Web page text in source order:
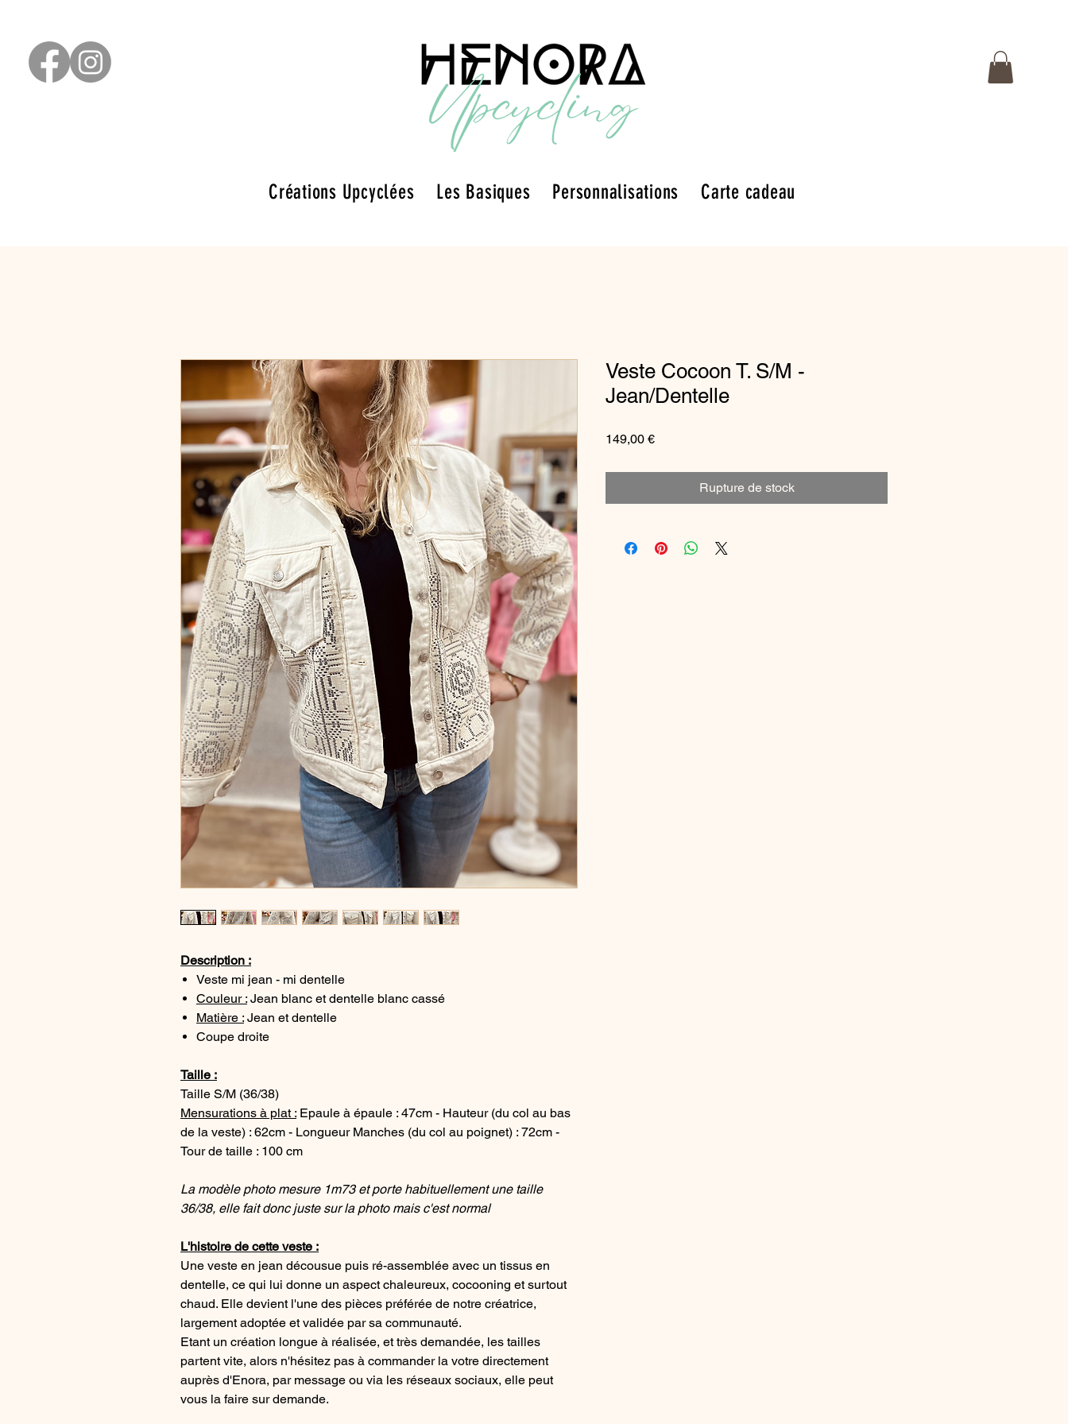
Créations Upcyclées Les Basiques Personnalisations Carte cadeau
Description :
Veste mi jean - mi dentelle
Couleur : Jean blanc et dentelle blanc cassé
Matière : Jean et dentelle
Coupe droite
Taille :
Taille S/M (36/38)
Mensurations à plat : Epaule à épaule : 47cm - Hauteur (du col au bas
de la veste) : 62cm - Longueur Manches (du col au poignet) : 72cm -
Tour de taille : 100 cm
La modèle photo mesure 1m73 et porte habituellement une taille
36/38, elle fait donc juste sur la photo mais c'est normal
L'histoire de cette veste :
Une veste en jean décousue puis ré-assemblée avec un tissus en
dentelle, ce qui lui donne un aspect chaleureux, cocooning et surtout
chaud. Elle devient l'une des pièces préférée de notre créatrice,
largement adoptée et validée par sa communauté.
Etant un création longue à réalisée, et très demandée, les tailles
partent vite, alors n'hésitez pas à commander la votre directement
auprès d'Enora, par message ou via les réseaux sociaux, elle peut
vous la faire sur demande.
Veste Cocoon T. S/M -
Jean/Dentelle
149,00 €Prix
Rupture de stock